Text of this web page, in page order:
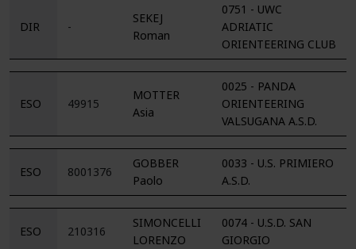
DIR -
SEKEJ
Roman
0751 - UWC
ADRIATIC
ORIENTEERING CLUB
ESO 49915
MOTTER
Asia
0025 - PANDA
ORIENTEERING
VALSUGANA A.S.D.
ESO 8001376
GOBBER
Paolo
0033 - U.S. PRIMIERO
A.S.D.
ESO 210316
SIMONCELLI
LORENZO
0074 - U.S.D. SAN
GIORGIO